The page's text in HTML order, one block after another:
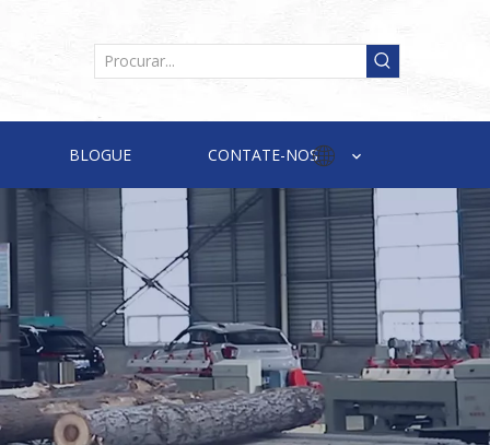
BLOGUE CONTATE-NOS